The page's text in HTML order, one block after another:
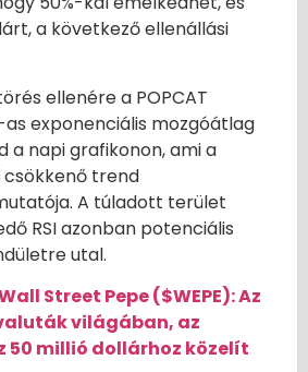
a következő ellenállási
ellenére a POPCAT
exponenciális mozgóátlag
a napi grafikonon, ami a
trend
A túladott terület
RSI azonban potenciális
utal.
Street Pepe ($WEPE): Az
világában, az
50 millió dollárhoz közelít